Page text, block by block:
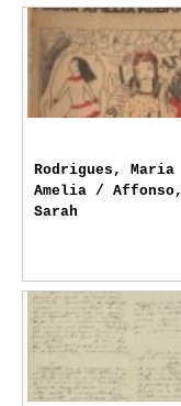
Rodrigues, Maria
Amelia / Affonso,
Sarah